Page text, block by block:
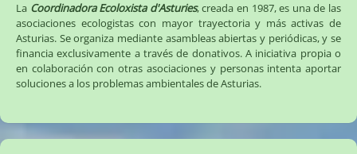
La Coordinadora Ecoloxista d'Asturies, creada en 1987, es una de las
asociaciones ecologistas con mayor trayectoria y más activas de
Asturias. Se organiza mediante asambleas abiertas y periódicas, y se
financia exclusivamente a través de donativos. A iniciativa propia o
en colaboración con otras asociaciones y personas intenta aportar
soluciones a los problemas ambientales de Asturias.